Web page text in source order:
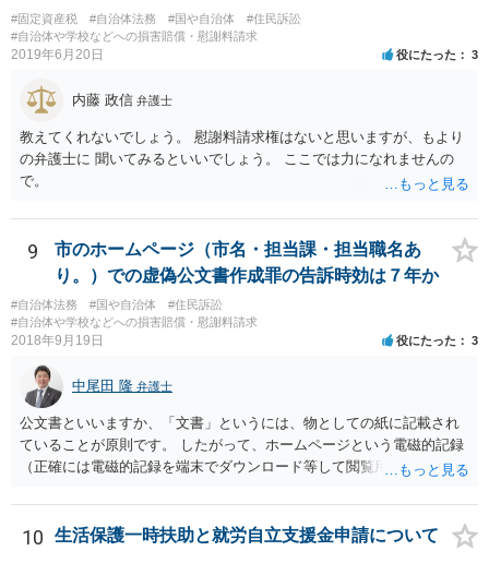
#固定資産税 #自治体法務 #国や自治体
#住民訴訟
#自治体や学校などへの損害賠償・慰謝料請求
2019年6月20日 役にたった 3
内藤 政信 弁護士
教えてくれないでしょう。 慰謝料請求権はないと思いますが、もより
の弁護士に 聞いてみるといいでしょう。 ここでは力になれませんの
で。
9
市のホームページ（市名・担当課・担当職名あ
り。）での虚偽公文書作成罪の告訴時効は７年か
#自治体法務 #国や自治体
#住民訴訟
#自治体や学校などへの損害賠償・慰謝料請求
2018年9月19日 役にたった 3
中尾田 隆 弁護士
公文書といいますか、「文書」というには、物としての紙に記載され
ていることが原則です。 したがって、ホームページという電磁的記録
（正確には電磁的記録を端末でダウンロード等して閲覧用のソフトで
するか否かとなります。 また、自動計算シートが「権利、義務又は事
実証明に関する電磁的記録」に該当するか否かは、具体的な裁判とな
10 生活保護一時扶助と就労自立支援金申請について